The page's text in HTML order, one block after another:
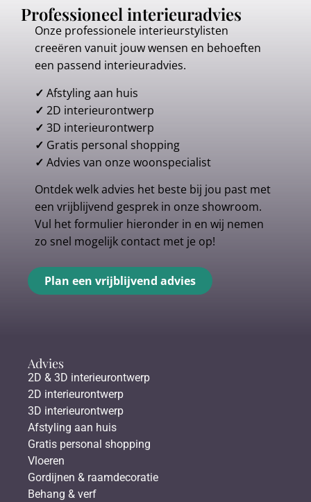
Professioneel interieuradvies
Onze professionele interieurstylisten
creeëren vanuit jouw wensen en behoeften
een passend interieuradvies.
✓ Afstyling aan huis
✓ 2D interieurontwerp
✓ 3D interieurontwerp
✓ Gratis personal shopping
✓ Advies van onze woonspecialist
Ontdek welk advies het beste bij jou past met
een vrijblijvend gesprek in onze showroom.
Vul het formulier hieronder in en wij nemen
zo snel mogelijk contact met je op!
Plan een vrijblijvend advies
Advies
2D & 3D interieurontwerp
2D interieurontwerp
3D interieurontwerp
Afstyling aan huis
Gratis personal shopping
Vloeren
Gordijnen & raamdecoratie
Behang & verf